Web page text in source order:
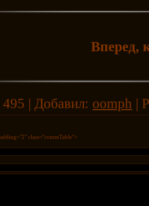
Вперед,
495 | Добавил: oomph |
class="commTable">